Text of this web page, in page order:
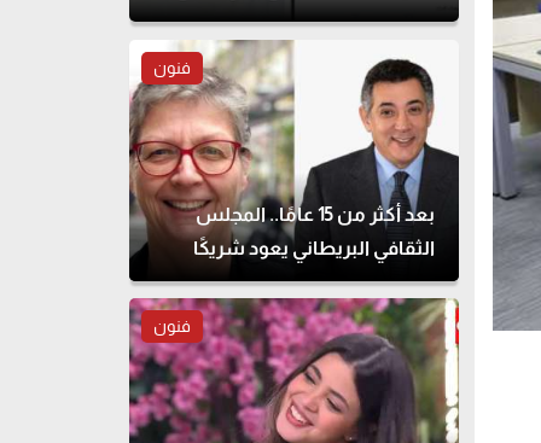
فنون
بعد أكثر من 15 عامًا.. المجلس
الثقافي البريطاني يعود شريكًا
لمهرجان القاهرة للمسرح التجريبي
فنون